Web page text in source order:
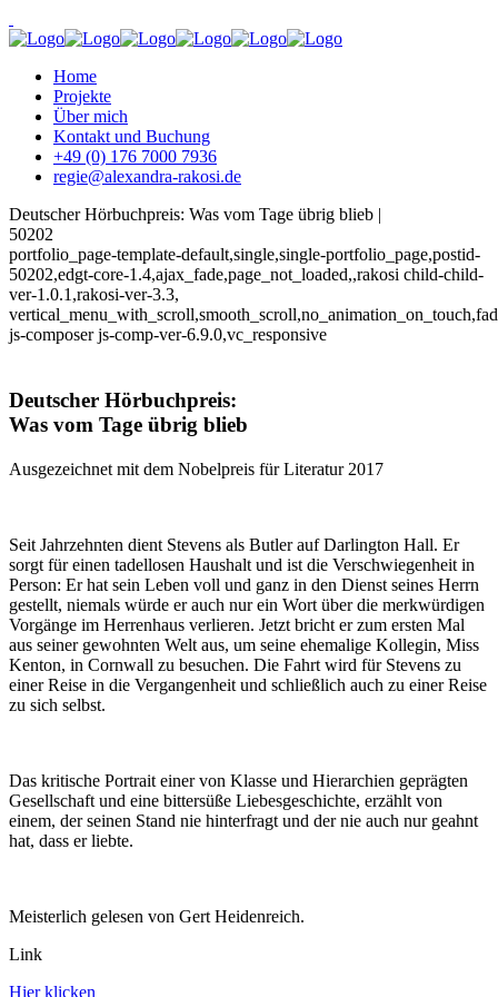
Home
Projekte
Über mich
Kontakt und Buchung
+49 (0) 176 7000 7936
regie@alexandra-rakosi.de
Deutscher Hörbuchpreis: Was vom Tage übrig blieb |
50202
portfolio_page-template-default,single,single-portfolio_page,postid-
50202,edgt-core-1.4,ajax_fade,page_not_loaded,,rakosi child-child-
ver-1.0.1,rakosi-ver-3.3,
js-composer js-comp-ver-6.9.0,vc_responsive
Deutscher Hörbuchpreis:
Was vom Tage übrig blieb
Ausgezeichnet mit dem Nobelpreis für Literatur 2017
Seit Jahrzehnten dient Stevens als Butler auf Darlington Hall. Er
sorgt für einen tadellosen Haushalt und ist die Verschwiegenheit in
Person: Er hat sein Leben voll und ganz in den Dienst seines Herrn
gestellt, niemals würde er auch nur ein Wort über die merkwürdigen
Vorgänge im Herrenhaus verlieren. Jetzt bricht er zum ersten Mal
aus seiner gewohnten Welt aus, um seine ehemalige Kollegin, Miss
Kenton, in Cornwall zu besuchen. Die Fahrt wird für Stevens zu
einer Reise in die Vergangenheit und schließlich auch zu einer Reise
zu sich selbst.
Das kritische Portrait einer von Klasse und Hierarchien geprägten
Gesellschaft und eine bittersüße Liebesgeschichte, erzählt von
einem, der seinen Stand nie hinterfragt und der nie auch nur geahnt
hat, dass er liebte.
Meisterlich gelesen von Gert Heidenreich.
Link
Hier klicken